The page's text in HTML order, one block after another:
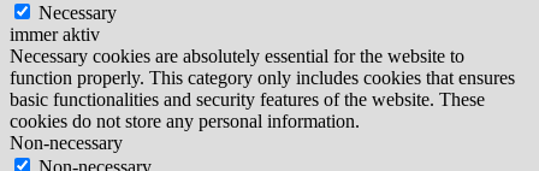
Necessary
immer aktiv
Necessary cookies are absolutely essential for the website to
function properly. This category only includes cookies that ensures
basic functionalities and security features of the website. These
cookies do not store any personal information.
Non-necessary
Non-necessary